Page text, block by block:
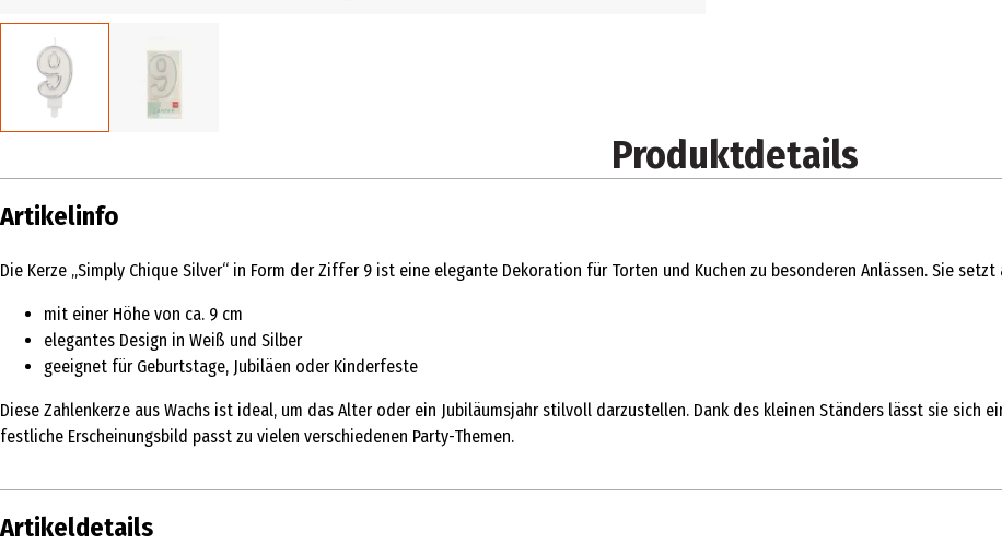
Produktdetails
Artikelinfo
Die Kerze „Simply Chique Silver“ in Form der Ziffer 9 ist eine elegante Dekoration für Torten und Kuchen zu besonderen Anlässen. Sie
mit einer Höhe von ca. 9 cm
elegantes Design in Weiß und Silber
geeignet für Geburtstage, Jubiläen oder Kinderfeste
Diese Zahlenkerze aus Wachs ist ideal, um das Alter oder ein Jubiläumsjahr stilvoll darzustellen. Dank des kleinen Ständers lässt sie sich
festliche Erscheinungsbild passt zu vielen verschiedenen Party-Themen.
Artikeldetails